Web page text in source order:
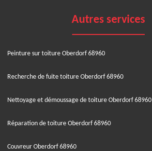
Autres services
Peinture sur toiture Oberdorf 68960
Recherche de fuite toiture Oberdorf 68960
Nettoyage et démoussage de toiture Oberdorf 68960
Réparation de toiture Oberdorf 68960
Couvreur Oberdorf 68960